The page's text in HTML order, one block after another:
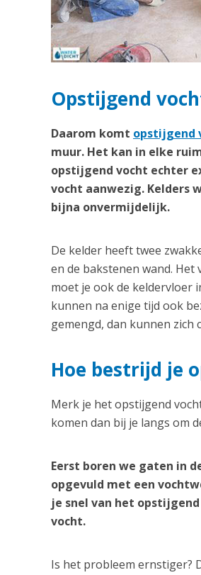
Opstijgend
Daarom komt opstijgend
muur. Het kan in elke
opstijgend vocht echter
vocht aanwezig. Kelders
bijna onvermijdelijk.
De kelder heeft twee
en de bakstenen wand.
moet je ook de keldervloer
kunnen na enige tijd ook
gemengd, dan kunnen
Hoe bestrijd je
Merk je het opstijgend
komen dan bij je langs om
Eerst boren we gaten in
opgevuld met een
je snel van het
vocht.
Is het probleem ernstiger?